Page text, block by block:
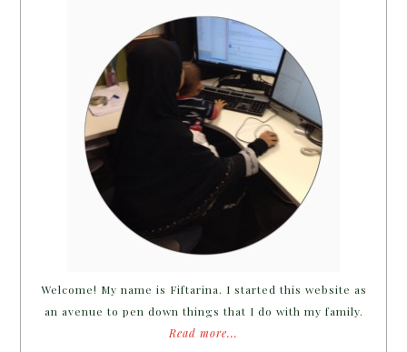
Welcome! My name is Fiftarina. I started this website as
an avenue to pen down things that I do with my family.
Read more...